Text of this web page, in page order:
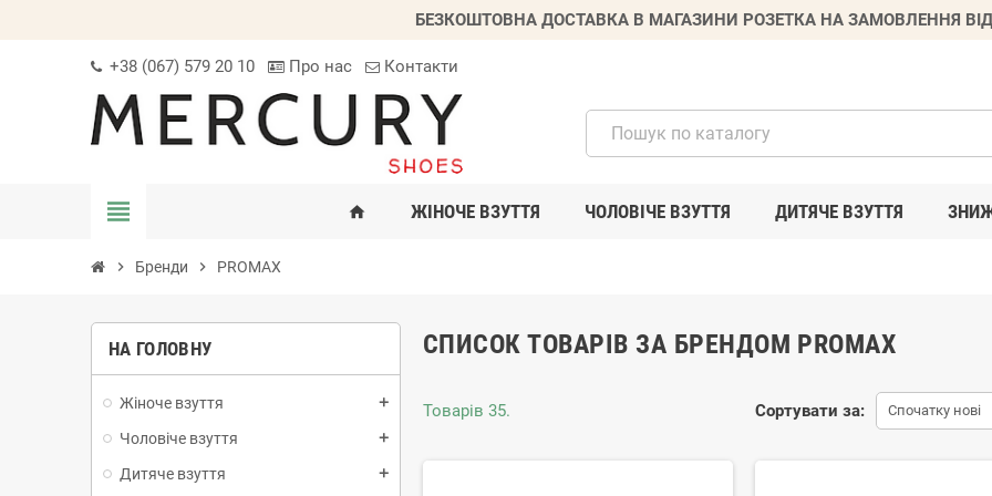
БЕЗКОШТОВНА ДОСТАВКА В МАГАЗИНИ РОЗЕТКА НА ЗАМОВЛЕННЯ
+38 (067) 579 20 10 Про нас Контакти
view_headline home ЖІНОЧЕ ВЗУТТЯ ЧОЛОВІЧЕ ВЗУТТЯ ДИТЯЧЕ ВЗУТТЯ
chevron_right Бренди chevron_right PROMAX
НА ГОЛОВНУ
Жіноче взуття add
Чоловіче взуття add
Дитяче взуття add
СПИСОК ТОВАРІВ ЗА БРЕНДОМ PROMAX
Сортувати за: Спочатку нові
Товарів 35.